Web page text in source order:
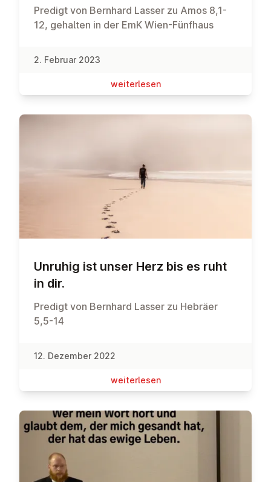
Predigt von Bernhard Lasser zu Amos 8,1-
12, gehalten in der EmK Wien-Fünfhaus
2. Februar 2023
wei­ter­le­sen
Unruhig ist unser Herz bis es ruht
in dir.
Predigt von Bernhard Lasser zu Hebräer
5,5-14
12. Dezember 2022
wei­ter­le­sen